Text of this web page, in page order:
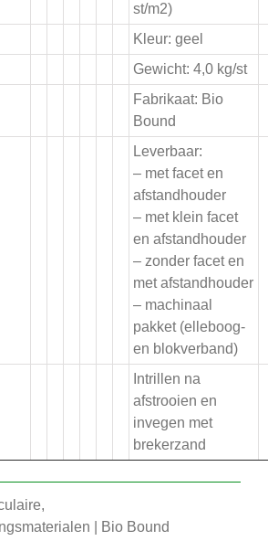
st/m2)
Kleur: geel
Gewicht: 4,0 kg/st
Fabrikaat: Bio
Bound
Leverbaar:
– met facet en
afstandhouder
– met klein facet
en afstandhouder
– zonder facet en
met afstandhouder
– machinaal
pakket (elleboog-
en blokverband)
Intrillen na
afstrooien en
invegen met
brekerzand
| Bio Bound